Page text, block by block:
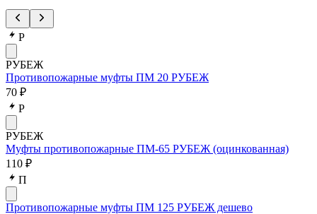
Р
РУБЕЖ
Противопожарные муфты ПМ 20 РУБЕЖ
70 ₽
Р
РУБЕЖ
Муфты противопожарные ПМ-65 РУБЕЖ (оцинкованная)
110 ₽
П
Противопожарные муфты ПМ 125 РУБЕЖ дешево